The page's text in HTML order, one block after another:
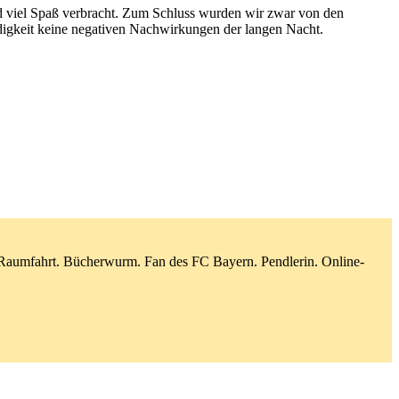
Spaß verbracht. Zum Schluss wurden wir zwar von den
keine negativen Nachwirkungen der langen Nacht.
Bücherwurm. Fan des FC Bayern. Pendlerin. Online-